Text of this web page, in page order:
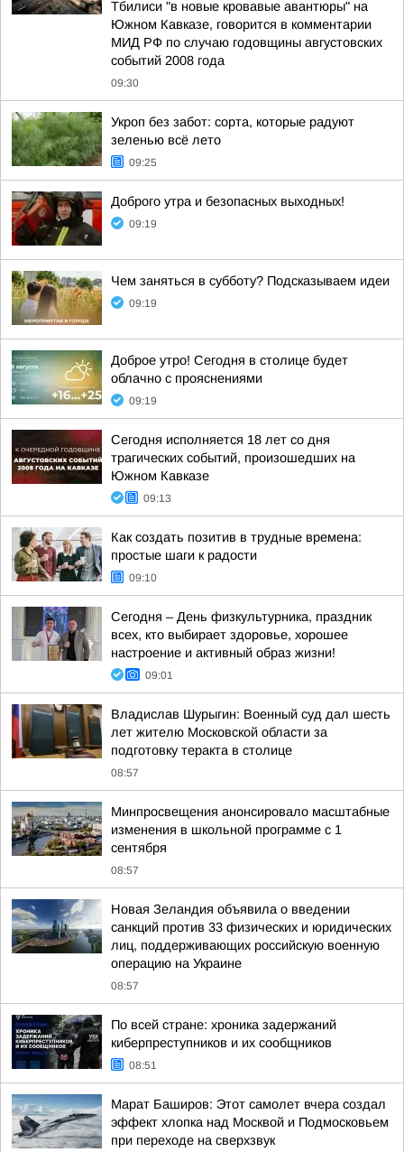
Тбилиси "в новые кровавые авантюры" на
Южном Кавказе, говорится в комментарии
МИД РФ по случаю годовщины августовских
событий 2008 года
09:30
Укроп без забот: сорта, которые радуют
зеленью всё лето
09:25
Доброго утра и безопасных выходных!
09:19
Чем заняться в субботу? Подсказываем идеи
09:19
Доброе утро! Сегодня в столице будет
облачно с прояснениями
09:19
Сегодня исполняется 18 лет со дня
трагических событий, произошедших на
Южном Кавказе
09:13
Как создать позитив в трудные времена:
простые шаги к радости
09:10
Сегодня – День физкультурника, праздник
всех, кто выбирает здоровье, хорошее
настроение и активный образ жизни!
09:01
Владислав Шурыгин: Военный суд дал шесть
лет жителю Московской области за
подготовку теракта в столице
08:57
Минпросвещения анонсировало масштабные
изменения в школьной программе с 1
сентября
08:57
Новая Зеландия объявила о введении
санкций против 33 физических и юридических
лиц, поддерживающих российскую военную
операцию на Украине
08:57
По всей стране: хроника задержаний
киберпреступников и их сообщников
08:51
Марат Баширов: Этот самолет вчера создал
эффект хлопка над Москвой и Подмосковьем
при переходе на сверхзвук